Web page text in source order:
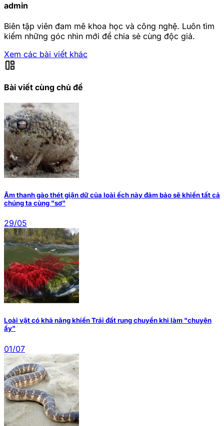
admin
Biên tập viên đam mê khoa học và công nghệ. Luôn tìm
kiếm những góc nhìn mới để chia sẻ cùng độc giả.
Xem các bài viết khác
auto_awesome_mosaic
Bài viết cùng chủ đề
Âm thanh gào thét giận dữ của loài ếch này đảm bảo sẽ khiến tất cả
chúng ta cùng "sợ"
29/05
Loài vật có khả năng khiến Trái đất rung chuyển khi làm "chuyện
ấy"
01/07